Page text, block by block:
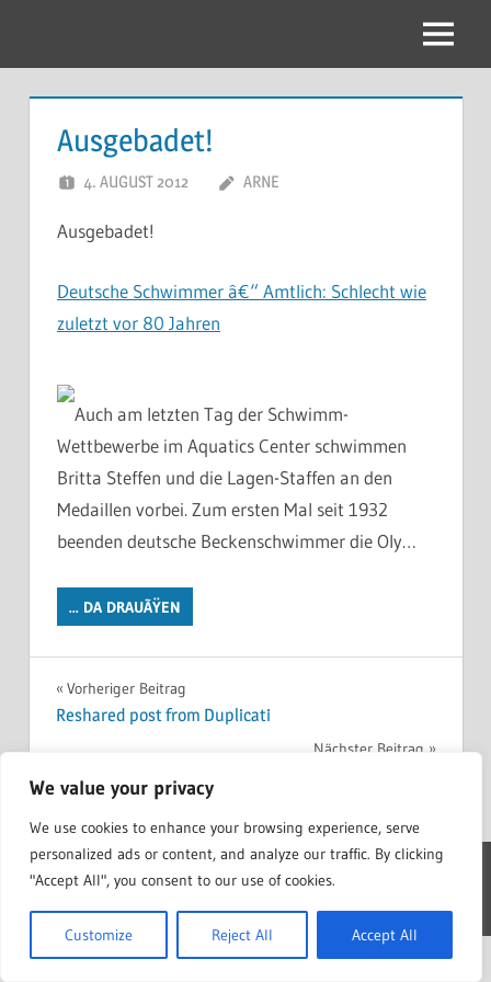
We value your privacy
We use cookies to enhance your browsing experience, serve
personalized ads or content, and analyze our traffic. By clicking
"Accept All", you consent to our use of cookies.
Customize Reject All Accept All
Menu
Ausgebadet!
4. AUGUST 2012 ARNE
Ausgebadet!
Deutsche Schwimmer â€“ Amtlich: Schlecht wie
zuletzt vor 80 Jahren
Auch am letzten Tag der Schwimm-
Wettbewerbe im Aquatics Center schwimmen
Britta Steffen und die Lagen-Staffen an den
Medaillen vorbei. Zum ersten Mal seit 1932
beenden deutsche Beckenschwimmer die Oly…
... DA DRAUÃŸEN
Beitragsnavigation
Vorheriger Beitrag
Reshared post from Duplicati
Nächster Beitrag
WordPress Theme: Treville by ThemeZee.